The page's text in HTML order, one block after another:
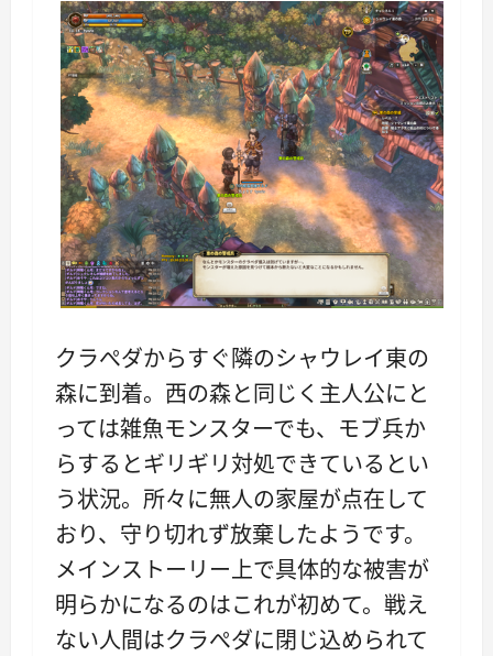
クラぺダからすぐ隣のシャウレイ東の
森に到着。西の森と同じく主人公にと
っては雑魚モンスターでも、モブ兵か
らするとギリギリ対処できているとい
う状況。所々に無人の家屋が点在して
おり、守り切れず放棄したようです。
メインストーリー上で具体的な被害が
明らかになるのはこれが初めて。戦え
ない人間はクラぺダに閉じ込められて